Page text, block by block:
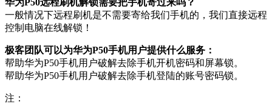
一般情况下远程刷机是不需要寄给我们手机的，我们直接远程
控制电脑在线解锁！
极客团队可以为华为P50手机用户提供什么服务：
帮助华为P50手机用户破解去除手机开机密码和屏幕锁。
帮助华为P50手机用户破解去除手机登陆的账号密码锁。
注：